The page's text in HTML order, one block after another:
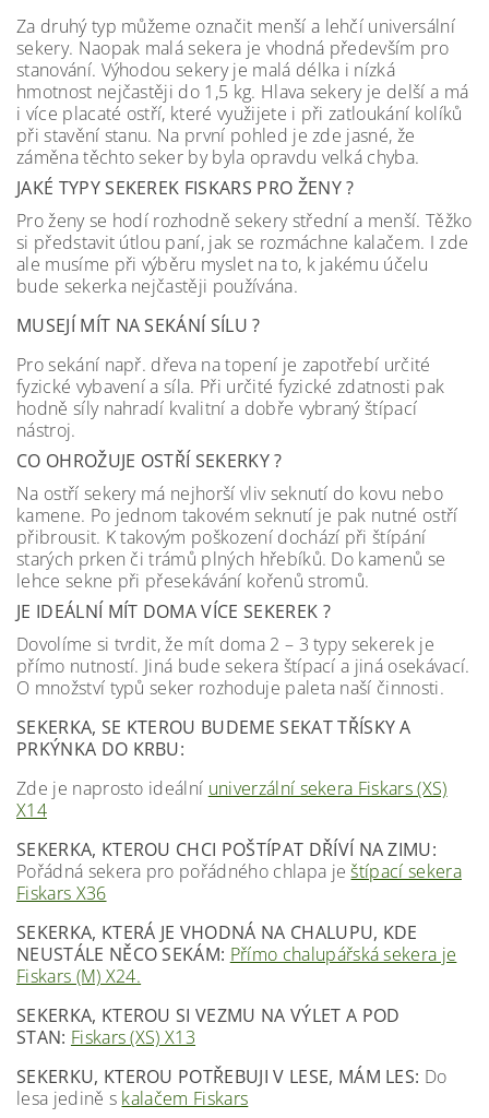
Za druhý typ můžeme označit menší a lehčí universální
sekery. Naopak malá sekera je vhodná především pro
stanování. Výhodou sekery je malá délka i nízká
hmotnost nejčastěji do 1,5 kg. Hlava sekery je delší a má
i více placaté ostří, které využijete i při zatloukání kolíků
při stavění stanu. Na první pohled je zde jasné, že
záměna těchto seker by byla opravdu velká chyba.
JAKÉ TYPY SEKEREK FISKARS PRO ŽENY ?
Pro ženy se hodí rozhodně sekery střední a menší. Těžko
si představit útlou paní, jak se rozmáchne kalačem. I zde
ale musíme při výběru myslet na to, k jakému účelu
bude sekerka nejčastěji používána.
MUSEJÍ MÍT NA SEKÁNÍ SÍLU ?
Pro sekání např. dřeva na topení je zapotřebí určité
fyzické vybavení a síla. Při určité fyzické zdatnosti pak
hodně síly nahradí kvalitní a dobře vybraný štípací
nástroj.
CO OHROŽUJE OSTŘÍ SEKERKY ?
Na ostří sekery má nejhorší vliv seknutí do kovu nebo
kamene. Po jednom takovém seknutí je pak nutné ostří
přibrousit. K takovým poškození dochází při štípání
starých prken či trámů plných hřebíků. Do kamenů se
lehce sekne při přesekávání kořenů stromů.
JE IDEÁLNÍ MÍT DOMA VÍCE SEKEREK ?
Dovolíme si tvrdit, že mít doma 2 – 3 typy sekerek je
přímo nutností. Jiná bude sekera štípací a jiná osekávací.
O množství typů seker rozhoduje paleta naší činnosti.
SEKERKA, SE KTEROU BUDEME SEKAT TŘÍSKY A
PRKÝNKA DO KRBU:
Zde je naprosto ideální univerzální sekera Fiskars (XS)
X14
SEKERKA, KTEROU CHCI POŠTÍPAT DŘÍVÍ NA ZIMU:
Pořádná sekera pro pořádného chlapa ještípací sekera
Fiskars X36
SEKERKA, KTERÁ JE VHODNÁ NA CHALUPU, KDE
NEUSTÁLE NĚCO SEKÁM: Přímo chalupářská sekera je
Fiskars (M) X24.
SEKERKA, KTEROU SI VEZMU NA VÝLET A POD
STAN: Fiskars (XS) X13
SEKERKU, KTEROU POTŘEBUJI V LESE, MÁM LES: Do
lesa jedině s kalačem Fiskars